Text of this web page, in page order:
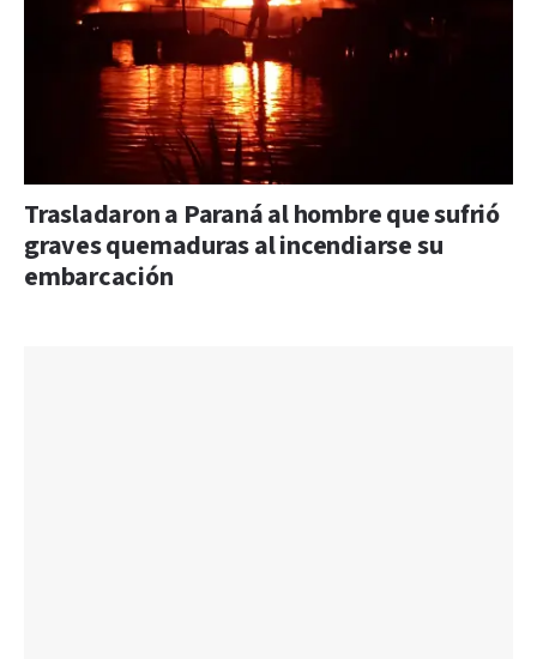
Trasladaron a Paraná al hombre que sufrió
graves quemaduras al incendiarse su
embarcación